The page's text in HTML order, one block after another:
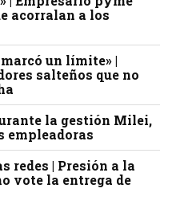
acorralan a los
un límite» |
salteños que no
la gestión Milei,
empleadoras
redes | Presión a la
vote la entrega de